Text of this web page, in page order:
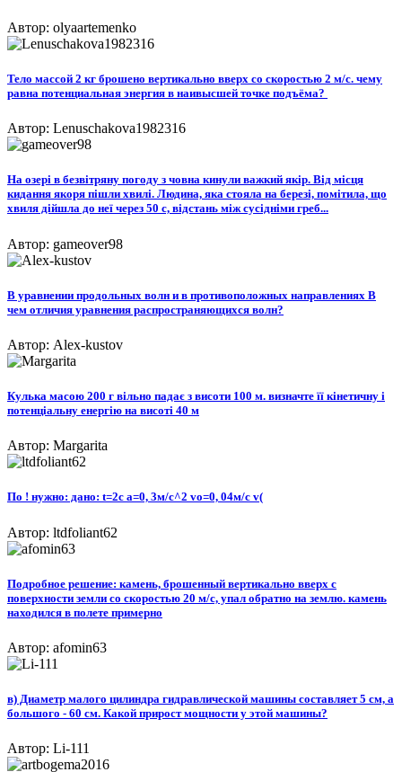
Автор: olyaartemenko
Тело массой 2 кг брошено вертикально вверх со скоростью 2 м/с. чему
равна потенциальная энергия в наивысшей точке подъёма? ​
Автор: Lenuschakova1982316
На озері в безвітряну погоду з човна кинули важкий якір. Від місця
кидання якоря пішли хвилі. Людина, яка стояла на березі, помітила, що
хвиля дійшла до неї через 50 с, відстань між сусідніми греб...
Автор: gameover98
В уравнении продольных волн и в противоположных направлениях В
чем отличия уравнения распространяющихся волн?​
Автор: Alex-kustov
Кулька масою 200 г вільно падає з висоти 100 м. визначте її кінетичну і
потенціальну енергію на висоті 40 м
Автор: Margarita
По ! нужно: дано: t=2c a=0, 3м/с^2 vo=0, 04м/с v(
Автор: ltdfoliant62
Подробное решение: камень, брошенный вертикально вверх с
поверхности земли со скоростью 20 м/с, упал обратно на землю. камень
находился в полете примерно
Автор: afomin63
в) Диаметр малого цилиндра гидравлической машины составляет 5 см, а
большого - 60 см. Какой прирост мощности у этой машины?
Автор: Li-111